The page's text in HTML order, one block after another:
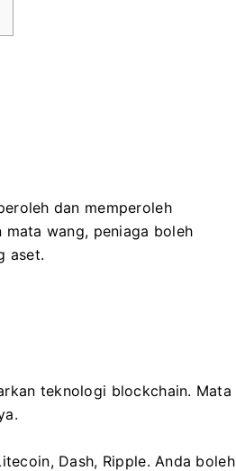
dan memperoleh
mata wang, peniaga boleh
aset.
teknologi blockchain. Mata
Dash, Ripple.Anda boleh